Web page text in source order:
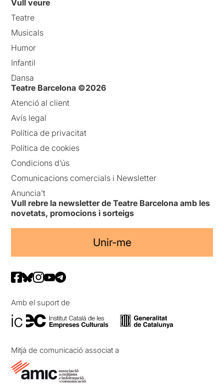
Vull veure
Teatre
Musicals
Humor
Infantil
Dansa
Teatre Barcelona ©2026
Atenció al client
Avís legal
Política de privacitat
Política de cookies
Condicions d’ús
Comunicacions comercials i Newsletter
Anuncia’t
Vull rebre la newsletter de Teatre Barcelona amb les
novetats, promocions i sorteigs
Unir-me
Amb el suport de
Mitjà de comunicació associat a